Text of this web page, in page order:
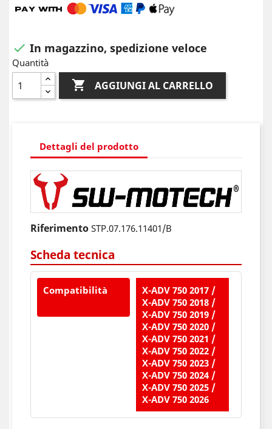
 In magazzino, spedizione veloce
Quantità
 AGGIUNGI AL CARRELLO
Dettagli del prodotto
Riferimento STP.07.176.11401/B
Scheda tecnica
Compatibilità
X-ADV 750 2017 /
X-ADV 750 2018 /
X-ADV 750 2019 /
X-ADV 750 2020 /
X-ADV 750 2021 /
X-ADV 750 2022 /
X-ADV 750 2023 /
X-ADV 750 2024 /
X-ADV 750 2025 /
X-ADV 750 2026